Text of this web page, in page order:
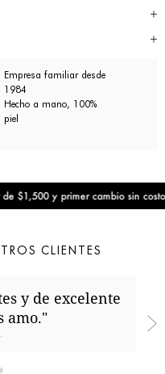
Empresa familiar desde
1984
Hecho a mano, 100%
piel
$1,500 y primer cambio sin costo*
CLIENTES
y de excelente
amo."